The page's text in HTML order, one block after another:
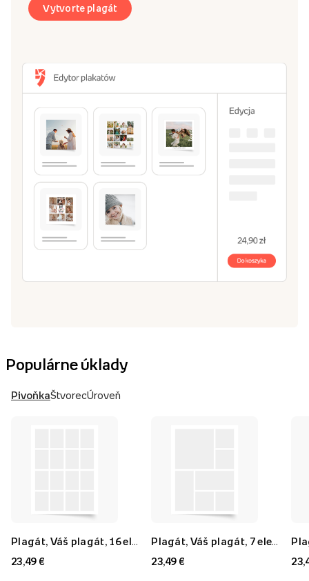
Vytvorte plagát
Populárne úklady
PivoňkaŠtvorecÚroveň
23,49 €
23,49 €